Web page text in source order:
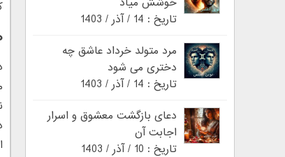
تاریخ : 14 / آذر / 1403
مرد متولد خرداد عاشق چه
دختری می شود
تاریخ : 14 / آذر / 1403
دعای بازگشت معشوق و اسرار
اجابت آن
تاریخ : 10 / آذر / 1403